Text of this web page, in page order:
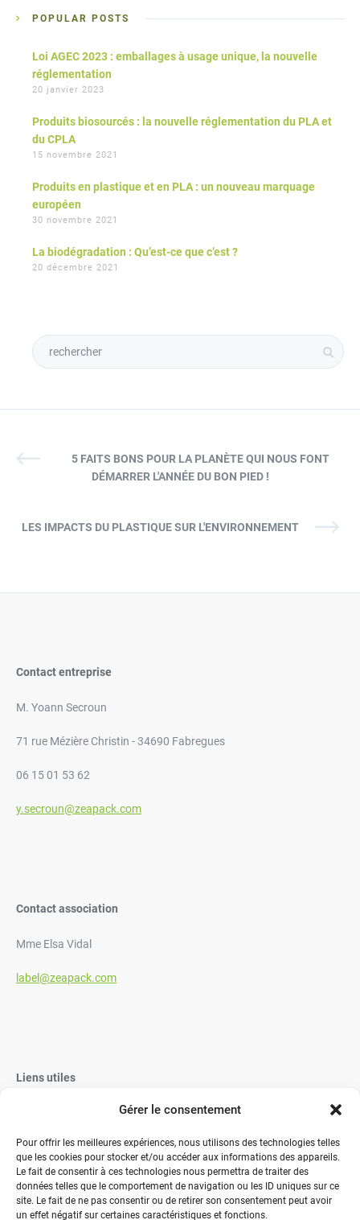
Gérer le consentement
Pour offrir les meilleures expériences, nous utilisons des technologies telles
que les cookies pour stocker et/ou accéder aux informations des appareils.
Le fait de consentir à ces technologies nous permettra de traiter des
données telles que le comportement de navigation ou les ID uniques sur ce
site. Le fait de ne pas consentir ou de retirer son consentement peut avoir
un effet négatif sur certaines caractéristiques et fonctions.
POPULAR POSTS
Loi AGEC 2023 : emballages à usage unique, la nouvelle
réglementation
20 janvier 2023
Produits biosourcés : la nouvelle réglementation du PLA et
du CPLA
15 novembre 2021
Produits en plastique et en PLA : un nouveau marquage
européen
30 novembre 2021
La biodégradation : Qu’est-ce que c’est ?
20 décembre 2021
5 FAITS BONS POUR LA PLANÈTE QUI NOUS FONT
DÉMARRER L'ANNÉE DU BON PIED !
LES IMPACTS DU PLASTIQUE SUR L'ENVIRONNEMENT
Contact entreprise
M. Yoann Secroun
71 rue Mézière Christin - 34690 Fabregues
06 15 01 53 62
y.secroun@zeapack.com
Contact association
Mme Elsa Vidal
label@zeapack.com
Liens utiles
Vaisselle réutilisable éco-responsable
Contactez-nous